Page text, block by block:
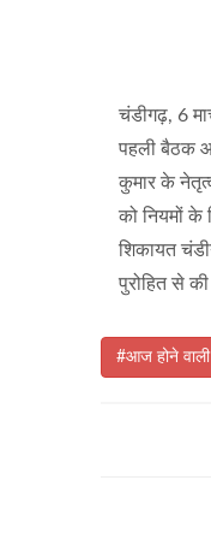
चंडीगढ़, 6
पहली बैठक
कुमार के
को नियमों के
शिकायत
पुरोहित से
#आज होने